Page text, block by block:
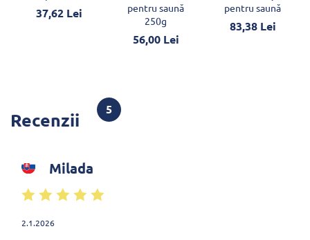
37,62 Lei
pentru saună
250g
56,00 Lei
pentru saună
83,38 Lei
Recenzii 5
Milada
2.1.2026